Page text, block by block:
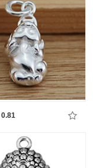
0.81